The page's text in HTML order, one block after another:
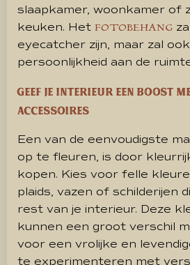
slaapkamer, woonkamer of
keuken. Het FOTOBEHANG
eyecatcher zijn, maar zal
persoonlijkheid aan de
Geef je interieur een boost
accessoires
Een van de eenvoudigste
op te fleuren, is door
kopen. Kies voor felle
plaids, vazen of schilderijen
rest van je interieur. Deze
kunnen een groot verschil
voor een vrolijke en
te experimenteren met